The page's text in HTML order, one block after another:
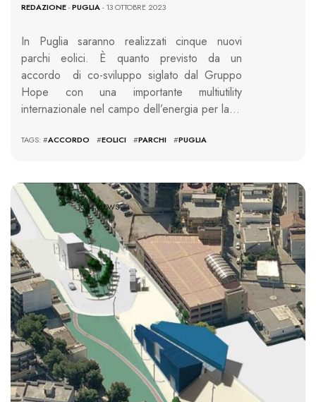
REDAZIONE-PUGLIA- 13 OTTOBRE 2023
In Puglia saranno realizzati cinque nuovi
parchi eolici. È quanto previsto da un
accordo di co-sviluppo siglato dal Gruppo
Hope con una importante multiutility
internazionale nel campo dell’energia per la…
TAGS: #ACCORDO #EOLICI #PARCHI #PUGLIA
1024 VIEWS